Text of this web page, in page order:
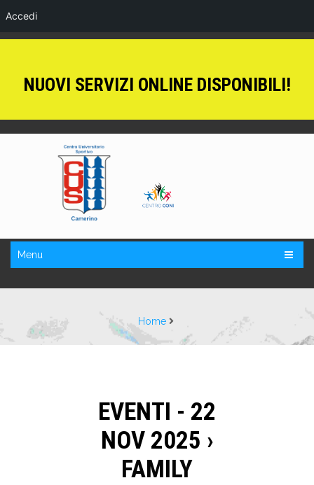
Accedi
NUOVI SERVIZI ONLINE DISPONIBILI!
Menu
Home
EVENTI - 22
NOV 2025 ›
FAMILY